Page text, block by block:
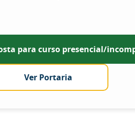
para curso presencial/
Ver Portaria